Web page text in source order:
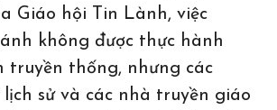
Giáo hội Tin Lành, việc
không được thực hành
truyền thống, nhưng các
sử và các nhà truyền giáo